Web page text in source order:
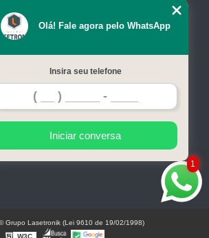
Missão
Serviços
Contato
Mapa do site
1
Olá! Fale agora pelo WhatsApp
Insira seu telefone
Iniciar conversa
Grupo Lasetronik (Lei 9610 de 19/02/1998)